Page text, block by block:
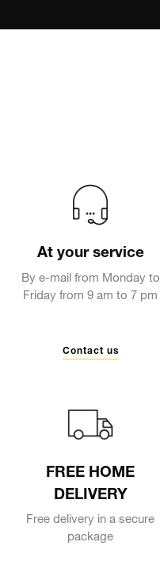
At your service
By e-mail from Monday to
Friday from 9 am to 7 pm
Contact us
FREE HOME
DELIVERY
Free delivery in a secure
package